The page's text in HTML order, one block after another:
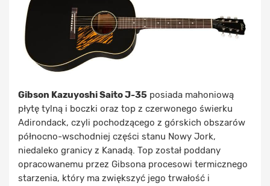
Gibson Kazuyoshi Saito J-35 posiada mahoniową
płytę tylną i boczki oraz top z czerwonego świerku
Adirondack, czyli pochodzącego z górskich obszarów
północno-wschodniej części stanu Nowy Jork,
niedaleko granicy z Kanadą. Top został poddany
opracowanemu przez Gibsona procesowi termicznego
starzenia, który ma zwiększyć jego trwałość i